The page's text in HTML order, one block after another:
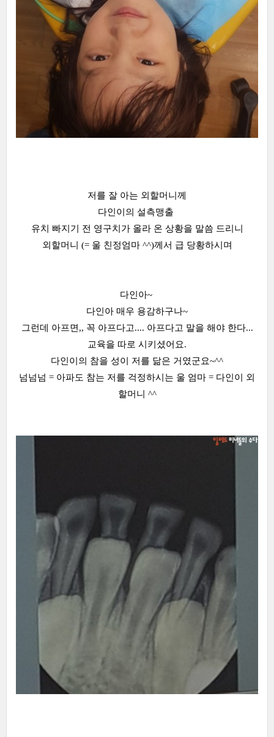
저를 잘 아는 외할머니께
다인이의 설측맹출
유치 빠지기 전 영구치가 올라 온 상황을 말씀 드리니
외할머니 (= 울 친정엄마 ^^)께서 급 당황하시며
다인아~
다인아 매우 용감하구나~
그런데 아프면,, 꼭 아프다고.... 아프다고 말을 해야 한다...
교육을 따로 시키셨어요.
다인이의 참을 성이 저를 닮은 거였군요~^^
넘넘넘 = 아파도 참는 저를 걱정하시는 울 엄마 = 다인이 외
할머니 ^^